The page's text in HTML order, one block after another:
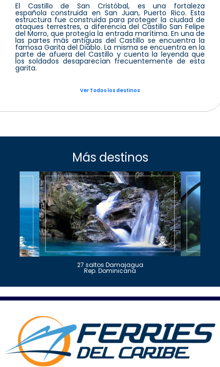
El Castillo de San Cristóbal, es una fortaleza
española construida en San Juan, Puerto Rico. Esta
estructura fue construida para proteger la ciudad de
ataques terrestres, a diferencia del Castillo San Felipe
del Morro, que protegía la entrada marítima. En una de
las partes más antiguas del Castillo se encuentra la
famosa Garita del Diablo. La misma se encuentra en la
parte de afuera del Castillo y cuenta la leyenda que
los soldados desaparecían frecuentemente de esta
garita.
Ver Todos los destinos
Más destinos
27 saltos Damajagua
Rep. Dominicana